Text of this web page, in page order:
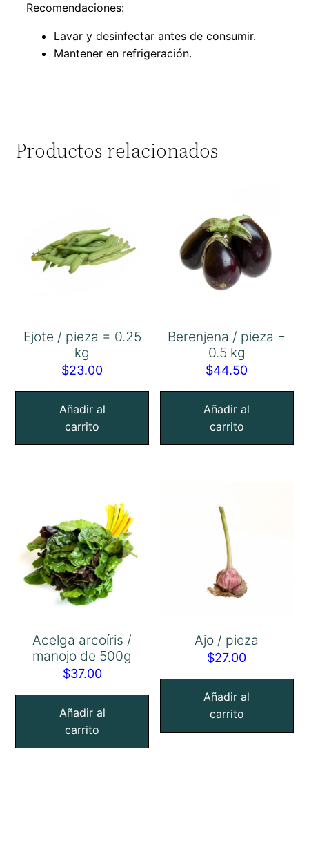
Recomendaciones:
Lavar y desinfectar antes de consumir.
Mantener en refrigeración.
Productos relacionados
Ejote / pieza = 0.25
kg
$23.00
Añadir al
carrito
Berenjena / pieza =
0.5 kg
$44.50
Añadir al
carrito
Acelga arcoíris /
manojo de 500g
$37.00
Añadir al
carrito
Ajo / pieza
$27.00
Añadir al
carrito